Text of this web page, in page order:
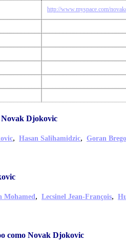
http://www.myspace.com/
Novak Djokovic
, Hasan Salihamidzic, Goran
Mohamed, Lecsinel Jean-François,
como Novak Djokovic